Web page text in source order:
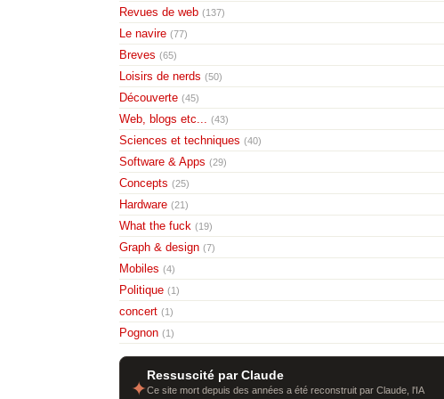
Revues de web (137)
Le navire (77)
Breves (65)
Loisirs de nerds (50)
Découverte (45)
Web, blogs etc... (43)
Sciences et techniques (40)
Software & Apps (29)
Concepts (25)
Hardware (21)
What the fuck (19)
Graph & design (7)
Mobiles (4)
Politique (1)
concert (1)
Pognon (1)
✦
Ressuscité par Claude
Ce site mort depuis des années a été reconstruit par Claude, l'IA